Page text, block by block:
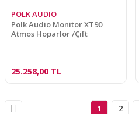
POLK AUDIO
Polk Audio Monitor XT90
Atmos Hoparlör /Çift
25.258,00 TL
1 2